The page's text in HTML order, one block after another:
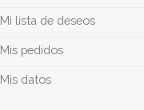
Mi lista de deseos
Mis pedidos
Mis datos